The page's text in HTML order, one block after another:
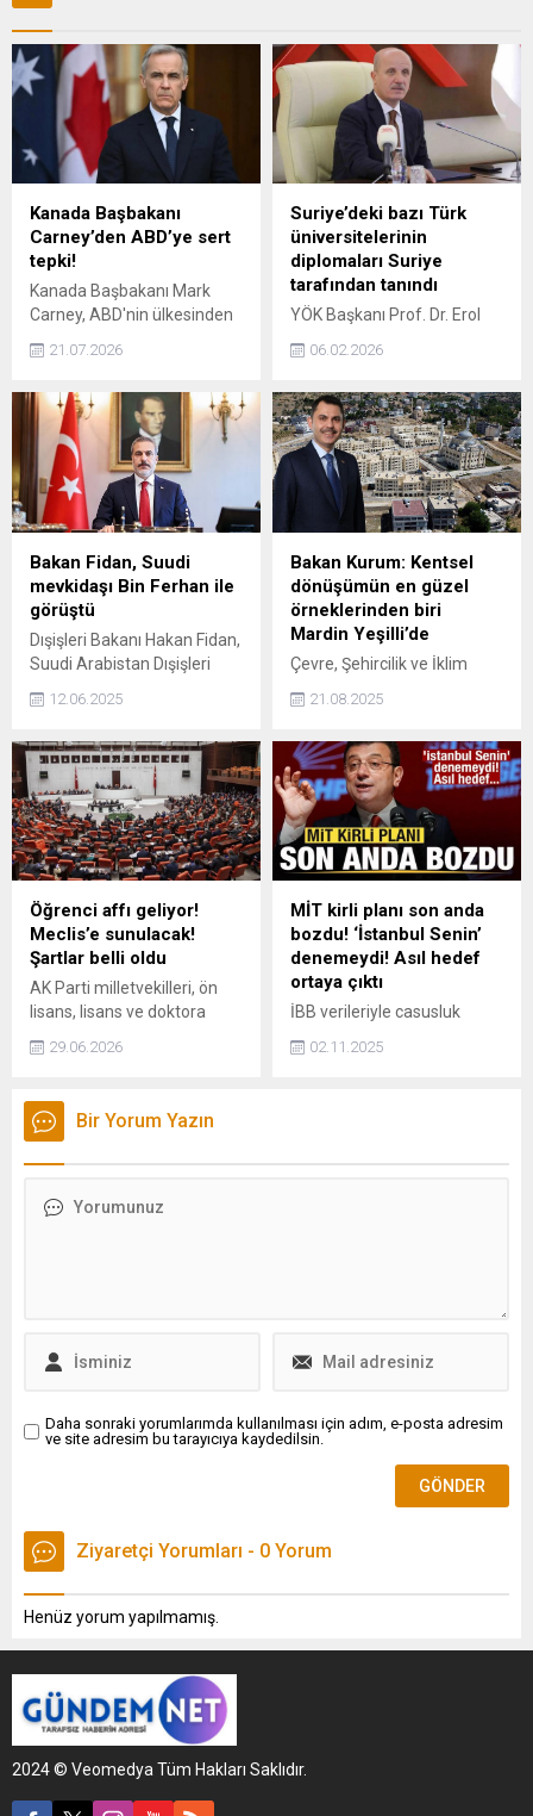
Kanada Başbakanı
Carney’den ABD’ye sert
tepki!
Kanada Başbakanı Mark
Carney, ABD'nin ülkesinden
ithal edilen bazı mallara
yüzde 50 gümrük vergisi
ticari eylem" olarak
tanımladı.
21.07.2026
Suriye’deki bazı Türk
üniversitelerinin
diplomaları Suriye
tarafından tanındı
YÖK Başkanı Prof. Dr. Erol
Özvar, “Suriye’nin kuzey
bölgelerinde faaliyet
üniversitelerinden mezun
olan öğrencilerin
diplomalarının Suriye
tarafından tanınmasına
ilişkin süreç, olumlu şekilde
tamamlanmıştır” dedi.
06.02.2026
Bakan Fidan, Suudi
mevkidaşı Bin Ferhan ile
görüştü
Dışişleri Bakanı Hakan Fidan,
Suudi Arabistan Dışişleri
telefon görüşmesi yaptı.
12.06.2025
Bakan Kurum: Kentsel
dönüşümün en güzel
örneklerinden biri
Mardin Yeşilli’de
Çevre, Şehircilik ve İklim
Kurum, Mardin'in Yeşilli
alanından görüntüler
paylaşarak, Kentsel
dönüşümün en güzel
örneklerinden biri Mardin
Yeşilli'de. Mardin'imizin
özgün mimarisine uygun bu
proje, ilçemizin güzelliğine
güzellik katacak ifadelerini
kullandı.
21.08.2025
Öğrenci affı geliyor!
Meclis’e sunulacak!
Şartlar belli oldu
AK Parti milletvekilleri, ön
lisans, lisans ve doktora
öğrencileri ile kayıt yaptırma
hakkı kazanıp kayıt
öğrenciliğe dönmelerine
ilişkin kanun teklifini TBMM
29.06.2026
MİT kirli planı son anda
bozdu! ‘İstanbul Senin’
denemeydi! Asıl hedef
ortaya çıktı
İBB verileriyle casusluk
yapan çetenin hedefi
sistemi ele geçirmekti.
02.11.2025
Bir Yorum Yazın
Daha sonraki yorumlarımda kullanılması için adım, e-posta adresim
ve site adresim bu tarayıcıya kaydedilsin.
Ziyaretçi Yorumları - 0 Yorum
Henüz yorum yapılmamış.
2024 © Veomedya Tüm Hakları Saklıdır.